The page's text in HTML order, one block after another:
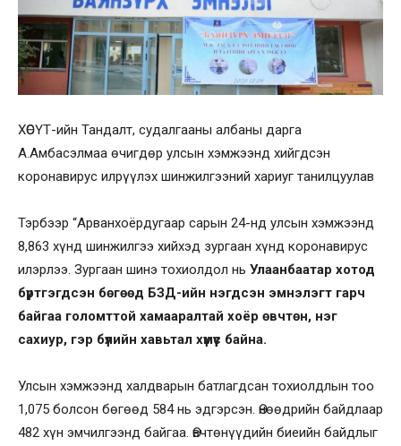
ХӨСҮТ-ийн Тандалт, судалгааны албаны дарга
А.Амбасэлмаа өчигдөр улсын хэмжээнд хийгдсэн
коронавирус илрүүлэх шинжилгээний хариуг танилцуулав
Тэрбээр “Арванхоёрдугаар сарын 24-нд улсын хэмжээнд
8,863 хүнд шинжилгээ хийхэд зургаан хүнд коронавирус
илэрлээ. Зургаан шинэ тохиолдол нь Улаанбаатар хотод
бүртгэгдсэн бөгөөд БЗД-ийн нэгдсэн эмнэлэгт гарч
байгаа голомттой хамааралтай хоёр өвчтөн, нэг
сахиур, гэр бүлийн хавьтал хүмүүс байна.
Улсын хэмжээнд халдварын батлагдсан тохиолдлын тоо
1,075 болсон бөгөөд 584 нь эдгэрсэн. Өнөөдрийн байдлаар
482 хүн эмчилгээнд байгаа. Өвчтөнүүдийн биеийн байдлыг